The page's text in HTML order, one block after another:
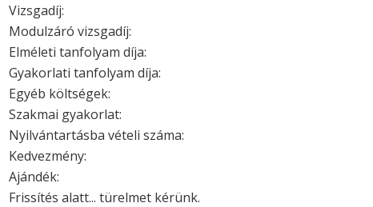
Vizsgadíj:
Modulzáró vizsgadíj:
Elméleti tanfolyam díja:
Gyakorlati tanfolyam díja:
Egyéb költségek:
Szakmai gyakorlat:
Nyilvántartásba vételi száma:
Kedvezmény:
Ajándék:
Frissítés alatt... türelmet kérünk.